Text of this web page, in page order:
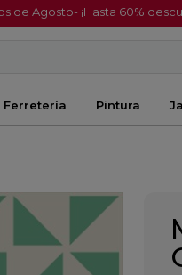
de Agosto- ¡Hasta 60%
Ferretería Pintura